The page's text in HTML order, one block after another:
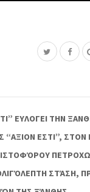
ΕΥΛΟΓΕΙ ΤΗΝ
“ΑΞΙΟΝ ΕΣΤΙ”, ΣΤΟΝ
ΣΤΆΣΗ,